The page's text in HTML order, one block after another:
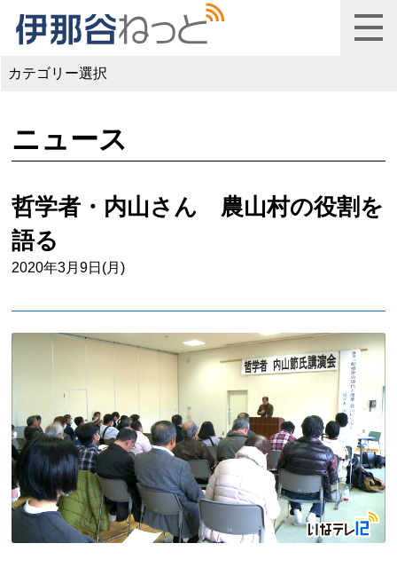
カテゴリー選択
ニュース
哲学者・内山さん 農山村の役割を
語る
2020年3月9日(月)